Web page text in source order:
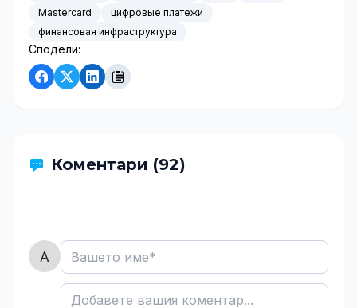
Mastercard
цифровые платежи
финансовая инфраструктура
Сподели:
Коментари (92)